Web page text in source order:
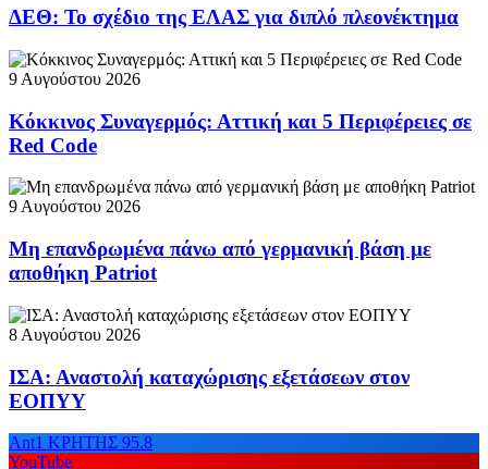
ΔΕΘ: Το σχέδιο της ΕΛΑΣ για διπλό πλεονέκτημα
9 Αυγούστου 2026
Κόκκινος Συναγερμός: Αττική και 5 Περιφέρειες σε
Red Code
9 Αυγούστου 2026
Μη επανδρωμένα πάνω από γερμανική βάση με
αποθήκη Patriot
8 Αυγούστου 2026
ΙΣΑ: Αναστολή καταχώρισης εξετάσεων στον
ΕΟΠΥΥ
Ant1 ΚΡΗΤΗΣ 95.8
YouTube